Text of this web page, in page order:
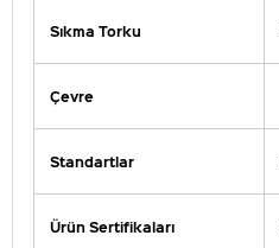
Sıkma Torku
Çevre
Standartlar
Ürün Sertifikaları